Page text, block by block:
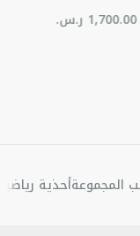
‏1,700.00 ر.س.‏
المجموعةأحذية